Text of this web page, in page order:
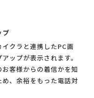
プ
クラと連携したPC画
ップが表示されます。
客様からの着信かを知
、余裕をもった電話対